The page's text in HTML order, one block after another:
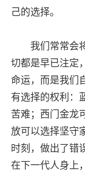
己的选择。
我们常常会将
切都是早已注定
命运，而是我们
有选择的权利：
苦难；西门金龙
放可以选择坚守
时刻，做出了错
在下一代人身上